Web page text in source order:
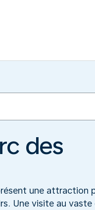
des
une attraction
Une visite au vaste